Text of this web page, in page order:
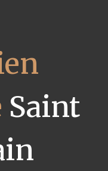
Saint